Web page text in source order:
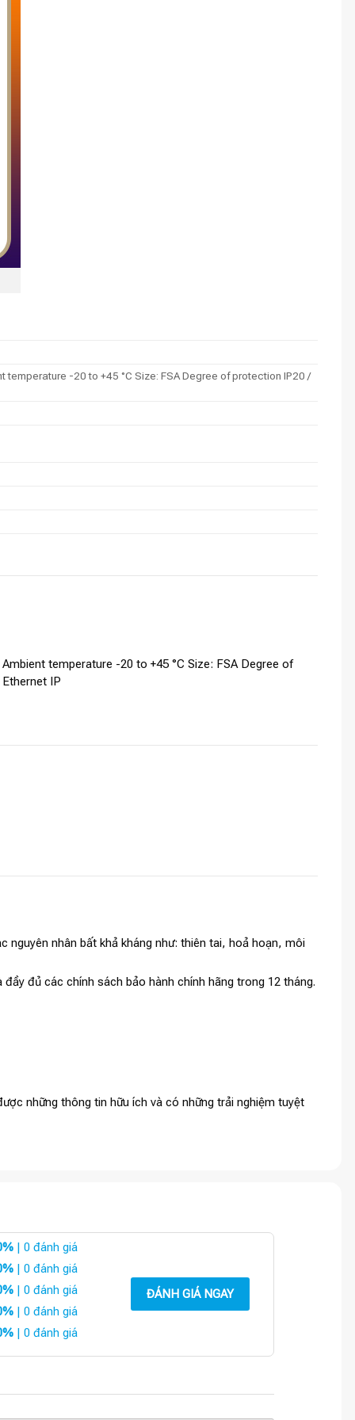
-20 to +45 °C Size: FSA Degree of protection IP20 /
temperature -20 to +45 °C Size: FSA Degree of
IP
nhân bất khả kháng như: thiên tai, hoả hoạn, môi
đủ các chính sách bảo hành chính hãng trong 12 tháng.
những thông tin hữu ích và có những trải nghiệm tuyệt
| 0 đánh giá
| 0 đánh giá
| 0 đánh giá
| 0 đánh giá
| 0 đánh giá
ĐÁNH GIÁ NGAY